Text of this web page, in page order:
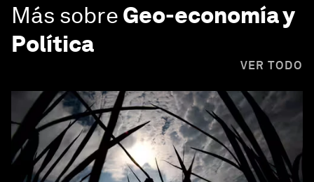
Más sobre Geo-economía y
Política
VER TODO